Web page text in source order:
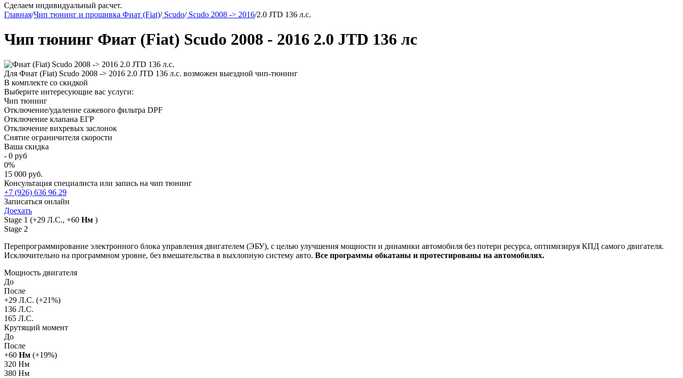
Сделаем индивидуальный расчет.
Главная/Чип тюнинг и прошивка Фиат (Fiat)/Scudo/Scudo 2008 -> 2016/2.0 JTD 136 л.с.
Чип тюнинг Фиат (Fiat) Scudo 2008 - 2016 2.0 JTD 136 лс
Для Фиат (Fiat) Scudo 2008 -> 2016 2.0 JTD 136 л.с. возможен выездной чип-тюнинг
В комплекте со скидкой
Выберите интересующие вас услуги:
Чип тюнинг
Отключение/удаление сажевого фильтра DPF
Отключение клапана ЕГР
Отключение вихревых заслонок
Снятие ограничителя скорости
Ваша скидка
- 0 руб
0%
15 000 руб.
Консультация специалиста или запись на чип тюнинг
+7 (926) 636 96 29
Записаться онлайн
Доехать
Stage 1 (+29 Л.С., +60 Нм )
Stage 2
Перепрограммирование электронного блока управления двигателем (ЭБУ), с целью улучшения мощности и динамики автомобиля без потери ресурса, оптимизируя КПД самого двигателя.
Исключительно на программном уровне, без вмешательства в выхлопную систему авто. Все программы обкатаны и протестированы на автомобилях.
Мощность двигателя
До
После
+29 Л.С. (+21%)
136 Л.С.
165 Л.С.
Крутящий момент
До
После
+60 Нм (+19%)
320 Нм
380 Нм